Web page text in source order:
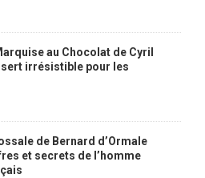
au Chocolat de Cyril
irrésistible pour les
de Bernard d’Ormale
et secrets de l’homme